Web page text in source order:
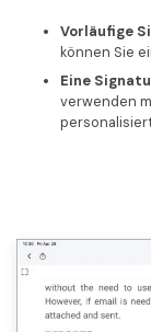
Vorläufige
können Sie
Eine
verwenden